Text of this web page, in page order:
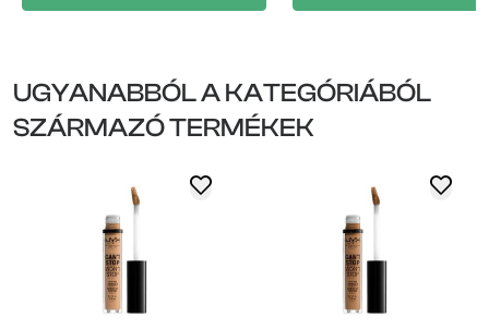
UGYANABBÓL A KATEGÓRIÁBÓL
SZÁRMAZÓ TERMÉKEK